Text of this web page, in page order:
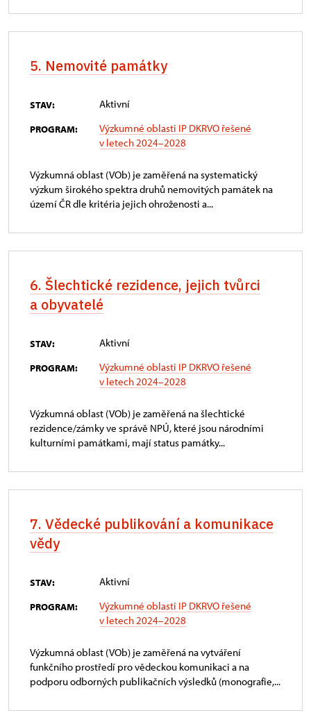
5. Nemovité památky
STAV: Aktivní
PROGRAM:
Výzkumné oblasti IP DKRVO řešené
v letech 2024–2028
Výzkumná oblast (VOb) je zaměřená na systematický
výzkum širokého spektra druhů nemovitých památek na
území ČR dle kritéria jejich ohroženosti a...
6. Šlechtické rezidence, jejich tvůrci
a obyvatelé
STAV: Aktivní
PROGRAM:
Výzkumné oblasti IP DKRVO řešené
v letech 2024–2028
Výzkumná oblast (VOb) je zaměřená na šlechtické
rezidence/zámky ve správě NPÚ, které jsou národními
kulturními památkami, mají status památky...
7. Vědecké publikování a komunikace
vědy
STAV: Aktivní
PROGRAM:
Výzkumné oblasti IP DKRVO řešené
v letech 2024–2028
Výzkumná oblast (VOb) je zaměřená na vytváření
funkčního prostředí pro vědeckou komunikaci a na
podporu odborných publikačních výsledků (monografie,...